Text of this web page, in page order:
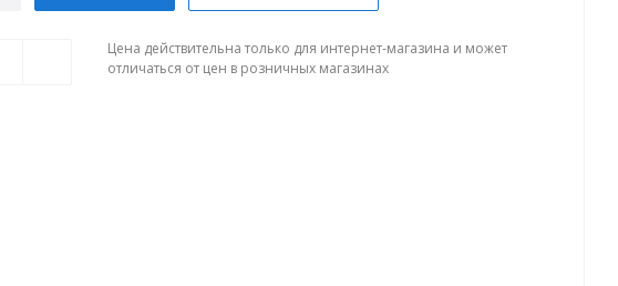
Цена действительна только для интернет-магазина и может
отличаться от цен в розничных магазинах